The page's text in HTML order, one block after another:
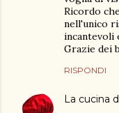
Ricordo
nell'unico
incantevoli
Grazie dei
RISPONDI
La cucina